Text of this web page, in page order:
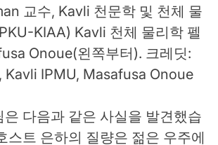
교수, Kavli 천문학 및 천체 물
KIAA) Kavli 천체 물리학 펠
Onoue(왼쪽부터). 크레딧:
Kavli IPMU, Masafusa Onoue
은 다음과 같은 사실을 발견했습
스트 은하의 질량은 젊은 우주에